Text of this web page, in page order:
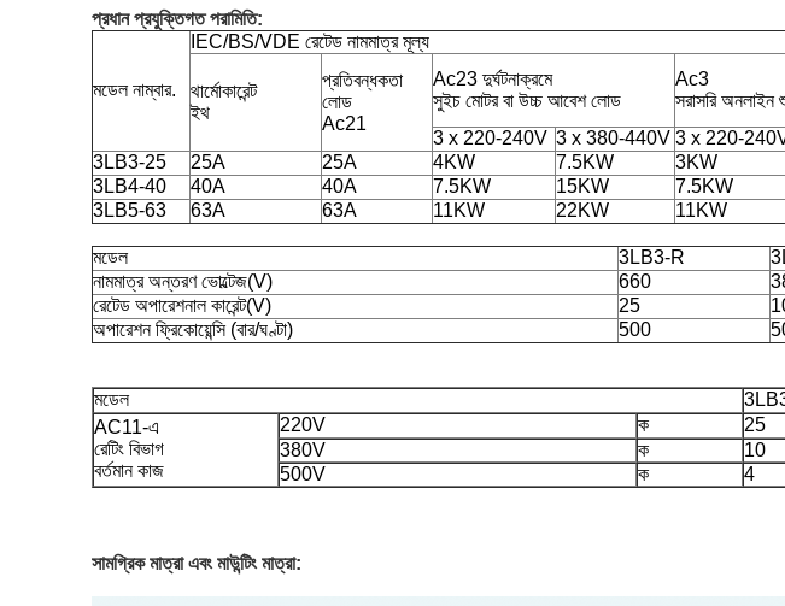
প্রধান প্রযুক্তিগত পরামিতি:
মডেল নাম্বার.
IEC/BS/VDE রেটেড নামমাত্র মূল্য
থার্মোকারেন্ট
ইথ
প্রতিবন্ধকতা
লোড
Ac21
Ac23 দুর্ঘটনাক্রমে
সুইচ মোটর বা উচ্চ আবেশ লোড
Ac3
সরাসরি অনলাইন
3 x 220-240V 3 x 380-440V 3 x 220-
3LB3-25
25A 25A 4KW 7.5KW 3KW
3LB4-40
40A 40A 7.5KW 15KW 7.5KW
3LB5-63
63A 63A 11KW 22KW 11KW
মডেল 3LB3-R
নামমাত্র অন্তরণ ভোল্টেজ(V)
660
রেটেড অপারেশনাল কারেন্ট(V)
25
অপারেশন ফ্রিকোয়েন্সি (বার/ঘণ্টা)
500
মডেল
AC11-এ
রেটিং বিভাগ
বর্তমান কাজ
220V ক 25
380V
ক 10
500V
ক 4
সামগ্রিক মাত্রা এবং মাউন্টিং মাত্রা: